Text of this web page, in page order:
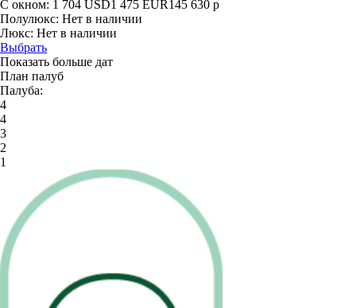
С окном: 1 704 USD1 475 EUR145 630 р
Полулюкс: Нет в наличии
Люкс: Нет в наличии
Выбрать
Показать больше дат
План палуб
Палуба:
4
4
3
2
1